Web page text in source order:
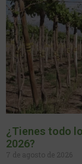
¿Tienes todo
2026?
7 de agosto de 2026